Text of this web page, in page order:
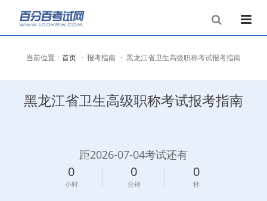
当前位置： 首页 报考指南 黑龙江省卫生高级职称考试报考指南
黑龙江省卫生高级职称考试报考指南
距2026-07-04考试还有
0
小时
0
分钟
0
秒